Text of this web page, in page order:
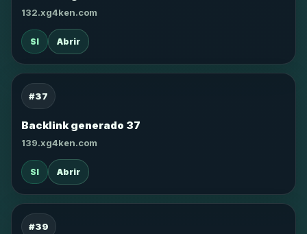
132.xg4ken.com
SI Abrir
#37
Backlink generado 37
139.xg4ken.com
SI Abrir
#39